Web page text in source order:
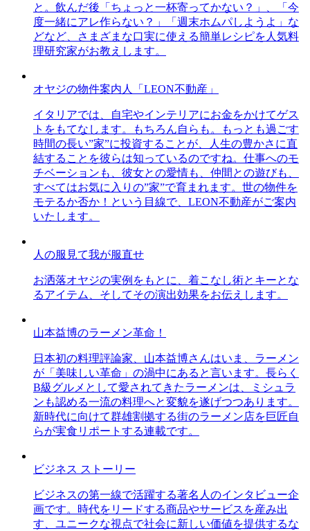
と。飲んだ後「ちょっと一杯寄ってかない？」、「今
度一緒にアレ作らない？」「週末ホムパしようよ」な
どなど、さまざまな口実に使える簡単レシピを人気料
理研究家がお教えします。
オヤジの物件案内人「LEON不動産」
イタリアでは、自宅やインテリアにお金をかけてゲス
トをもてなします。もちろん自らも。もっとも過ごす
時間の長い”家”に投資することが、人生の豊かさに直
結することを彼らは知っているのですね。仕事へのモ
チベーションも、彼女との愛情も、仲間との遊びも、
すべてはお気に入りの”家”で育まれます。世の物件を
モテるか否か！という目線で、LEON不動産がご案内
いたします。
人の服見て我が服直せ
お洒落オヤジの実例をもとに、着こなし術とキーとな
るアイテム、そしてその演出効果をお伝えします。
山本益博のラーメン革命！
日本初の料理評論家、山本益博さんはいま、ラーメン
が「美味しい革命」の渦中にあると言います。長らく
B級グルメとして愛されてきたラーメンは、ミシュラ
ンも認める一流の料理へと変貌を遂げつつあります。
新時代に向けて群雄割拠する街のラーメン店を巨匠自
らが実食リポートする連載です。
ビジネス ストーリー
ビジネスの第一線で活躍する著名人のインタビュー企
画です。時代をリードする商品やサービスを産み出
す、ユニークな視点で社会に新しい価値を提供するな